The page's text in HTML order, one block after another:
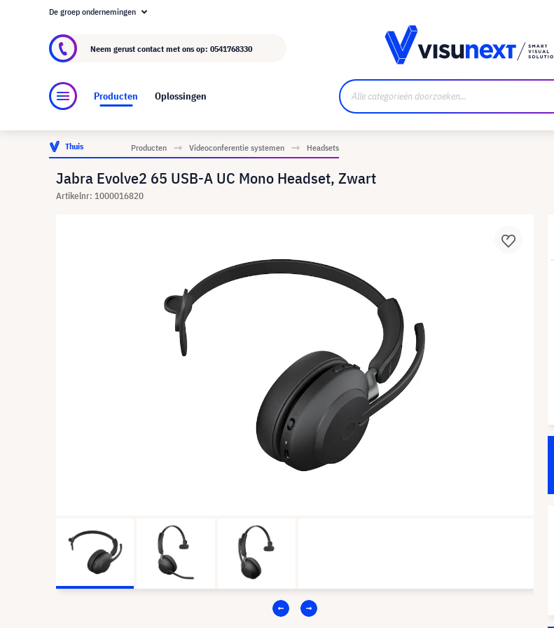
Over visunext.nl
De groep ondernemingen
Neem gerust contact met ons op: 0541768330
Producten Oplossingen
Thuis Producten Videoconferentie systemen Headsets
Jabra Evolve2 65 USB-A UC Mono Headset, Zwart
Artikelnr: 1000016820